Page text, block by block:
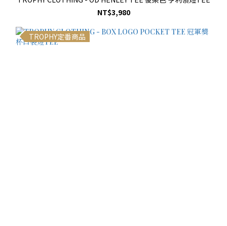
NT$3,980
TROPHY定番商品